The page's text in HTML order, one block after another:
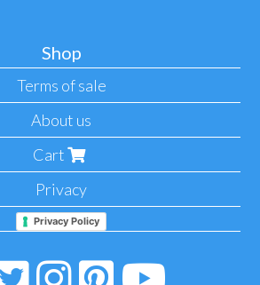
Shop
Terms of sale
About us
Cart
Privacy
Privacy Policy